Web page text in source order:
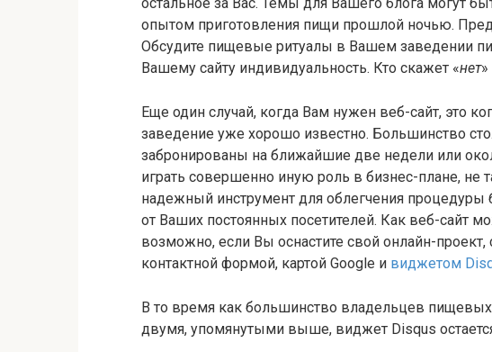
опытом приготовления пищи прошлой ночью.
Обсудите пищевые ритуалы в Вашем заведении
Вашему сайту индивидуальность. Кто скажет «нет»
Еще один случай, когда Вам нужен веб-сайт, это
заведение уже хорошо известно. Большинство
забронированы на ближайшие две недели или
играть совершенно иную роль в бизнес-плане, не
надежный инструмент для облегчения процедуры
от Ваших постоянных посетителей. Как веб-сайт
возможно, если Вы оснастите свой онлайн-проект,
контактной формой, картой Google и виджетом
В то время как большинство владельцев
двумя, упомянутыми выше, виджет Disqus